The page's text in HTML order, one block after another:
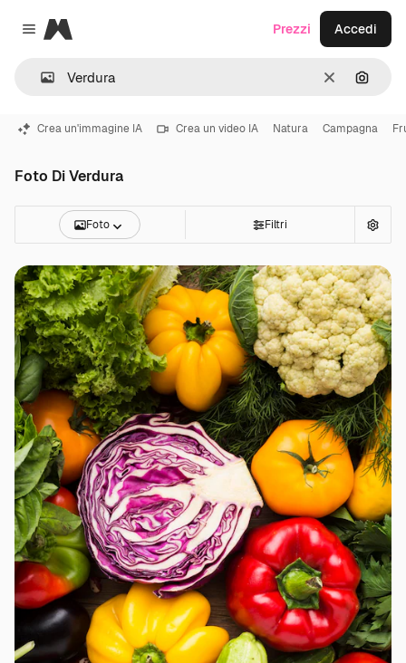
Close menu
Magnific
CancellaCerca
Prezzi Accedi
Crea un'immagine IA Crea un video IA Natura Campagna
Foto Di Verdura
Foto Filtri